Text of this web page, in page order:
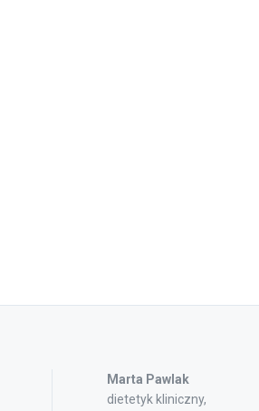
Marta Pawlak
dietetyk kliniczny,